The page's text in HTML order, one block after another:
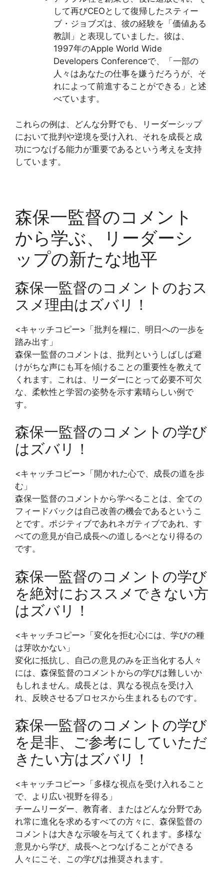
して再びCEOとして復帰したスティー
ブ・ジョブズは、彼の経験を「価値ある
教訓」と表現していました。彼は、
1997年のApple World Wide
Developers Conferenceで、「一部の
人々はあなたの仕事を嫌うだろうが、そ
れによって前進することができる」と述
べています。
これらの例は、どんな分野でも、リーダーシップ
において批判や逆境を受け入れ、それを成長と成
功につなげる能力が重要であるという考えを支持
しています。
森保一監督のコメント
から学ぶ、リーダーシ
ップの新たな地平
森保一監督のコメントのおス
スメ理由はズバリ！
<キャッチコピー>「批判を糧に、明日への一歩を
踏み出す」
森保一監督のコメントは、批判というしばしば避
けがちな声にも耳を傾けることの重要性を教えて
くれます。これは、リーダーにとって必要不可欠
な、柔軟性と学習の姿勢を示す素晴らしい例で
す。
森保一監督のコメントの学び
はズバリ！
<キャッチコピー>「開かれた心で、成長の道を歩
む」
森保一監督のコメントから学べることは、全ての
フィードバックは自己改善の機会であるというこ
とです。ポジティブであれネガティブであれ、す
べての意見が自己成長への道しるべとなり得るの
です。
森保一監督のコメントの学び
を絶対におススメできない方
はズバリ！
<キャッチコピー>「変化を拒む心には、学びの種
は芽吹かない」
変化に抵抗し、自己の意見のみを正当化する人々
には、森保監督のコメントからの学びは難しいか
もしれません。成長とは、異なる視点を受け入
れ、反映させるプロセスから生まれるものです。
森保一監督のコメントの学び
を是非、ご参考にしていただ
きたい方はズバリ！
<キャッチコピー>「多様な視点を受け入れること
で、より広い視野を得る」
チームリーダー、教育者、またはどんな分野であ
れ常に進化を求めるすべての方々に、森保監督の
コメントは大きな示唆を与えてくれます。多様な
意見から学び、成長へとつなげることができる
人々にこそ、この学びは推奨されます。